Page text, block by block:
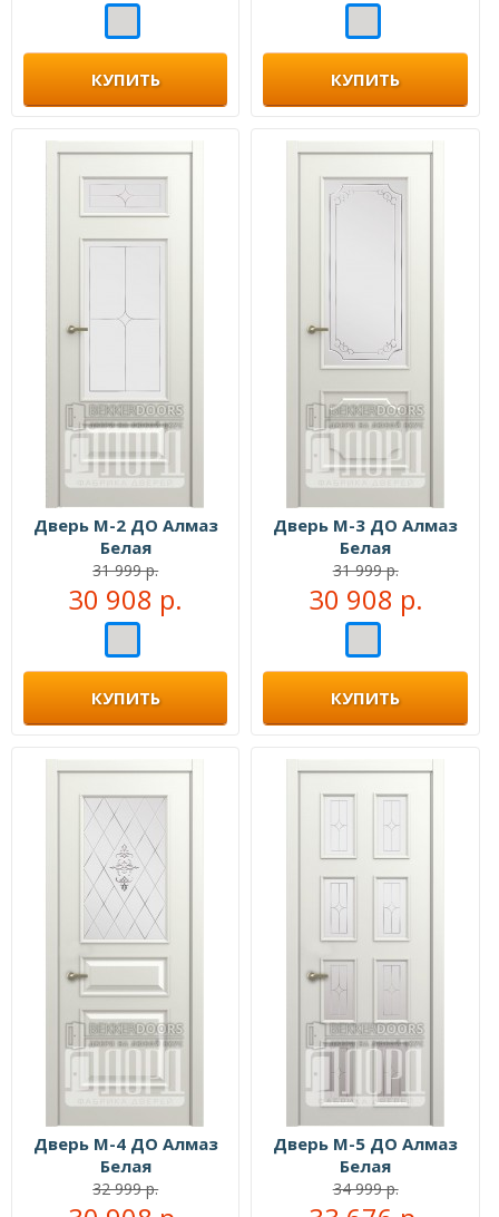
КУПИТЬ КУПИТЬ
Дверь М-2 ДО Алмаз
Белая
31 999 р.
30 908 р.
КУПИТЬ
Дверь М-3 ДО Алмаз
Белая
31 999 р.
30 908 р.
КУПИТЬ
Дверь М-4 ДО Алмаз
Белая
32 999 р.
Дверь М-5 ДО Алмаз
Белая
34 999 р.